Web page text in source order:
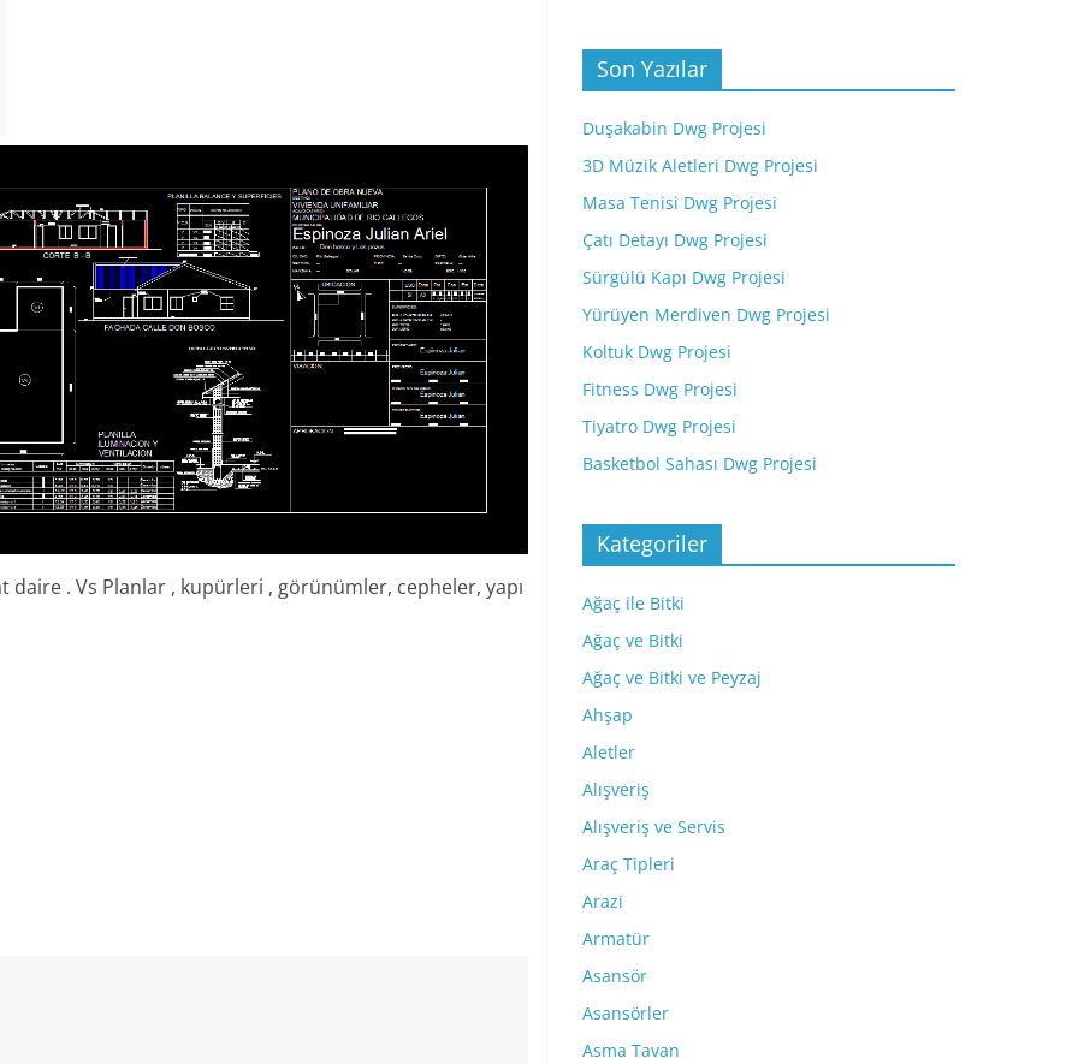
. Vs Planlar , kupürleri , görünümler, cepheler, yapı
Son Yazılar
Duşakabin Dwg Projesi
3D Müzik Aletleri Dwg Projesi
Masa Tenisi Dwg Projesi
Çatı Detayı Dwg Projesi
Sürgülü Kapı Dwg Projesi
Yürüyen Merdiven Dwg Projesi
Koltuk Dwg Projesi
Fitness Dwg Projesi
Tiyatro Dwg Projesi
Basketbol Sahası Dwg Projesi
Kategoriler
Ağaç ile Bitki
Ağaç ve Bitki
Ağaç ve Bitki ve Peyzaj
Ahşap
Aletler
Alışveriş
Alışveriş ve Servis
Araç Tipleri
Arazi
Armatür
Asansör
Asansörler
Asma Tavan